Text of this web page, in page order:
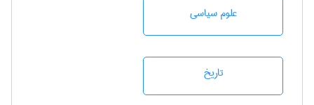
علوم سياسی
تاريخ